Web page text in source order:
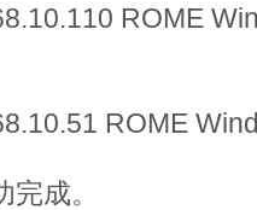
ROME
ROME
成。